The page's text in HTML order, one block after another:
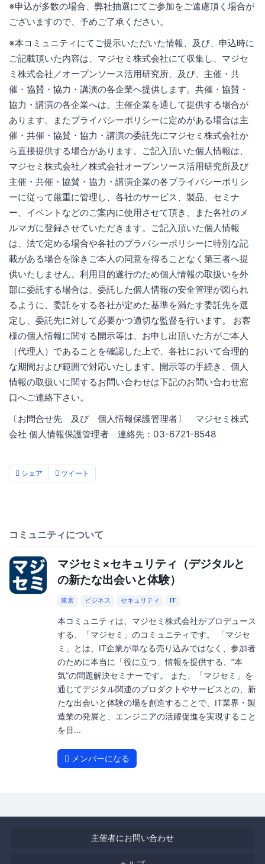
※申込が多数の場合、弊社抽選にてご参加をご遠慮頂く場合が
ございますので、予めご了承ください。
※本コミュニティにてご提示いただいた情報、及び、申込時に
ご記載頂いた内容は、マジセミ株式会社にて収集し、マジセ
ミ株式会社／オープンソース活用研究所、及び、主催・共
催・協賛・協力・講演の各企業へ提供します。共催・協賛・
協力・講演の各企業へは、主催企業を通して提供する場合が
あります。またプライバシーポリシーに定めがある場合は主
催・共催・協賛・協力・講演の委託先にマジセミ株式会社か
ら直接提供する場合があります。ご記入頂いた個人情報は、
マジセミ株式会社／株式会社オープンソース活用研究所及び
主催・共催・協賛・協力・講演企業の各プライバシーポリシ
ーに従って厳重に管理し、各社のサービス、製品、セミナ
ー、イベントなどのご案内に使用させて頂き、また各社のメ
ルマガに登録させていただきます。ご記入頂いた個人情報
は、法で定める場合や各社のプラバシーポリシーに特別な記
載がある場合を除きご本人の同意を得ることなく第三者へ提
供いたしません。利用目的遂行のため個人情報の取扱いを外
部に委託する場合は、委託した個人情報の安全管理が図られ
るように、委託をする各社が定めた基準を満たす委託先を選
定し、委託先に対して必要かつ適切な監督を行います。 お客
様の個人情報に関する開示等は、お申し出頂いた方がご本人
（代理人）であることを確認した上で、各社において合理的
な期間および範囲で対応いたします。開示等の手続き、個人
情報の取扱いに関するお問い合わせは下記のお問い合わせ窓
口へご連絡下さい。
〔お問合せ先 及び 個人情報保護管理者〕 マジセミ株式
会社 個人情報保護管理者 連絡先：03-6721-8548
シェア ツイート
コミュニティについて
マジセミ×セキュリティ（デジタルと
の新たな出会いと体験）
東京 ビジネス セキュリティ IT
本コミュニティは、マジセミ株式会社がプロデュース
する、「マジセミ」のコミュニティです。 「マジセ
ミ」とは、IT企業が単なる売り込みではなく、参加者
のために本当に「役に立つ」情報を提供する、”本
気”の問題解決セミナーです。 また、「マジセミ」を
通じてデジタル関連のプロダクトやサービスとの、新
たな出会いと体験の場を創造することで、IT業界・製
造業の発展と、エンジニアの活躍促進を実現すること
を目...
メンバーになる
主催者にお問い合わせ